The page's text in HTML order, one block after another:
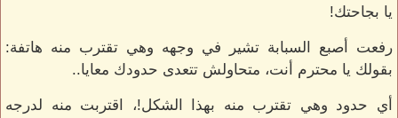
يا بجاحتك!
رفعت أصبع السبابة تشير في وجهه وهي تقترب منه هاتفة:
بقولك يا محترم أنت، متحاولش تتعدى حدودك معايا..
أي حدود وهي تقترب منه بهذا الشكل!، اقتربت منه لدرجه